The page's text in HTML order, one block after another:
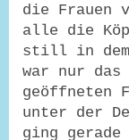
die
alle die
still in dem
war nur das
geöffneten
unter der
ging